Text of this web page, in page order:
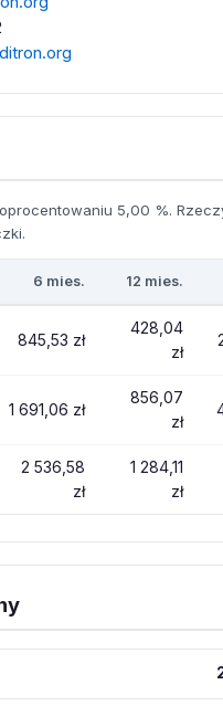
5,00 %.
6 mies. 12 mies.
845,53 zł
428,04
zł
1 691,06 zł
856,07
zł
2 536,58
zł
1 284,11
zł